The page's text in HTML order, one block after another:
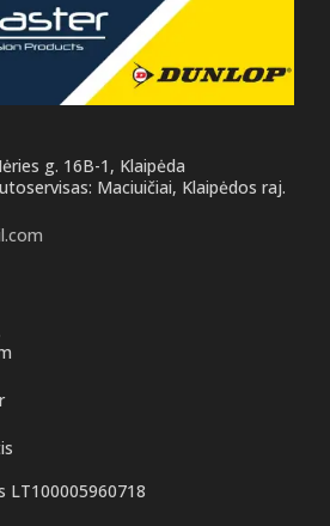
g. 16B-1, Klaipėda
Maciuičiai, Klaipėdos raj.
LT100005960718